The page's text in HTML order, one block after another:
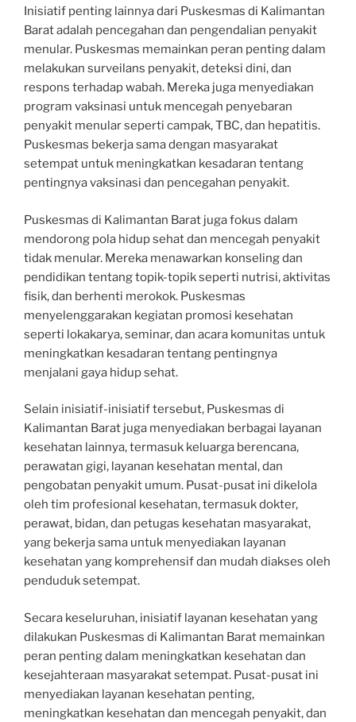
Inisiatif penting lainnya dari Puskesmas di Kalimantan
Barat adalah pencegahan dan pengendalian penyakit
menular. Puskesmas memainkan peran penting dalam
melakukan surveilans penyakit, deteksi dini, dan
respons terhadap wabah. Mereka juga menyediakan
program vaksinasi untuk mencegah penyebaran
penyakit menular seperti campak, TBC, dan hepatitis.
Puskesmas bekerja sama dengan masyarakat
setempat untuk meningkatkan kesadaran tentang
pentingnya vaksinasi dan pencegahan penyakit.
Puskesmas di Kalimantan Barat juga fokus dalam
mendorong pola hidup sehat dan mencegah penyakit
tidak menular. Mereka menawarkan konseling dan
pendidikan tentang topik-topik seperti nutrisi, aktivitas
fisik, dan berhenti merokok. Puskesmas
menyelenggarakan kegiatan promosi kesehatan
seperti lokakarya, seminar, dan acara komunitas untuk
meningkatkan kesadaran tentang pentingnya
menjalani gaya hidup sehat.
Selain inisiatif-inisiatif tersebut, Puskesmas di
Kalimantan Barat juga menyediakan berbagai layanan
kesehatan lainnya, termasuk keluarga berencana,
perawatan gigi, layanan kesehatan mental, dan
pengobatan penyakit umum. Pusat-pusat ini dikelola
oleh tim profesional kesehatan, termasuk dokter,
perawat, bidan, dan petugas kesehatan masyarakat,
yang bekerja sama untuk menyediakan layanan
kesehatan yang komprehensif dan mudah diakses oleh
penduduk setempat.
Secara keseluruhan, inisiatif layanan kesehatan yang
dilakukan Puskesmas di Kalimantan Barat memainkan
peran penting dalam meningkatkan kesehatan dan
kesejahteraan masyarakat setempat. Pusat-pusat ini
menyediakan layanan kesehatan penting,
meningkatkan kesehatan dan mencegah penyakit, dan